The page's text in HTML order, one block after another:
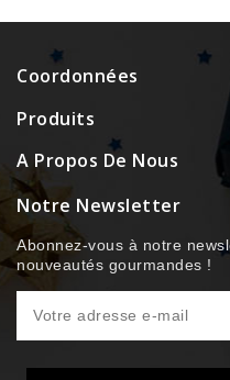
Coordonnées
Produits
A Propos De Nous
Notre Newsletter
Abonnez-vous à notre
nouveautés gourmandes !